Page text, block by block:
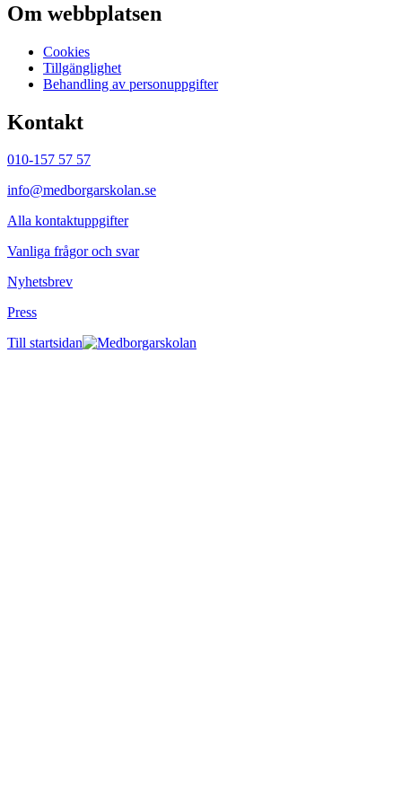
Om webbplatsen
Cookies
Tillgänglighet
Behandling av personuppgifter
Kontakt
010-157 57 57
info@medborgarskolan.se
Alla kontaktuppgifter
Vanliga frågor och svar
Nyhetsbrev
Press
Till startsidan